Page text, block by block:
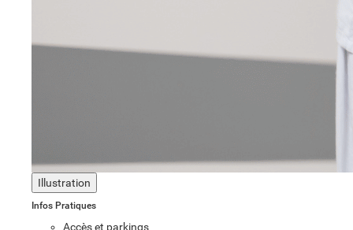
Illustration
Infos Pratiques
Accès et parkings